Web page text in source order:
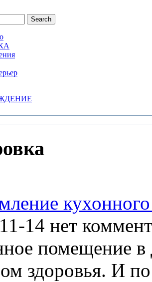
14 нет
помещение в
здоровья. И